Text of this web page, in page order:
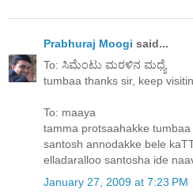
Prabhuraj Moogi said...
To: ಸಿಮೆಂಟು ಮರಳಿನ ಮಧ್ಯೆ
tumbaa thanks sir, keep
To: maaya
tamma protsaahakke
santosh annodakke bele
elladaralloo santosha ide
January 27, 2009 at 7:23 PM